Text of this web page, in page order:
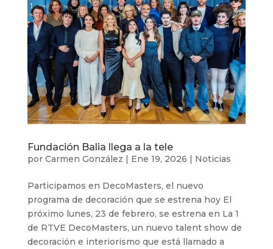
Fundación Balia llega a la tele
por Carmen González | Ene 19, 2026 | Noticias
Participamos en DecoMasters, el nuevo
programa de decoración que se estrena hoy El
próximo lunes, 23 de febrero, se estrena en La 1
de RTVE DecoMasters, un nuevo talent show de
decoración e interiorismo que está llamado a